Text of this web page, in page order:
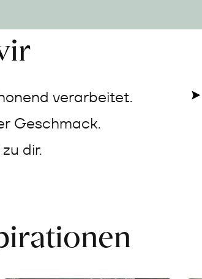
verarbeitet.
Geschmack.
dir.